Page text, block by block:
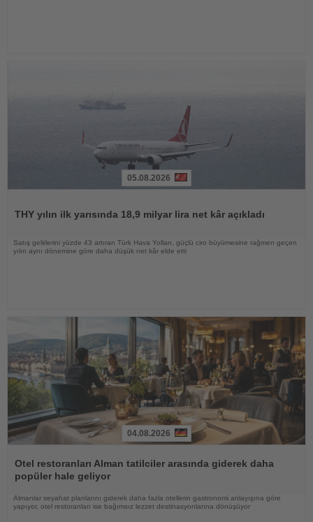
05.08.2026
THY yılın ilk yarısında 18,9 milyar lira net kâr açıkladı
Satış gelirlerini yüzde 43 artıran Türk Hava Yolları, güçlü ciro büyümesine rağmen geçen
yılın aynı dönemine göre daha düşük net kâr elde etti
Oku
04.08.2026
Otel restoranları Alman tatilciler arasında giderek daha
popüler hale geliyor
Almanlar seyahat planlarını giderek daha fazla otellerin gastronomi anlayışına göre
yapıyor, otel restoranları ise bağımsız lezzet destinasyonlarına dönüşüyor